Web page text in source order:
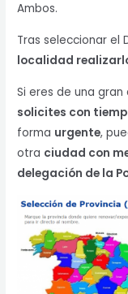
Ambos.
Tras seleccionar el
localidad
Si eres de una gran
solicites con
forma urgente,
otra ciudad con
delegación de la